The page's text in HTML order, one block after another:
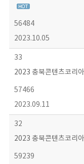
56484
2023.10.05
33
2023 충북콘텐츠코리
57466
2023.09.11
32
2023 충북콘텐츠코리
59239